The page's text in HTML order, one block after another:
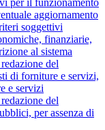
aggiornamento
soggettivi
finanziarie,
al sistema
del
di forniture e servizi,
e servizi
del
per assenza di